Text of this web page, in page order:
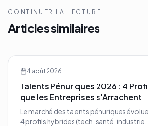
CONTINUER LA LECTURE
Articles similaires
4 août 2026
Talents Pénuriques 2026 : 4
que les Entreprises s'Arrachent
Le marché des talents pénuriques
4 profils hybrides (tech, santé,